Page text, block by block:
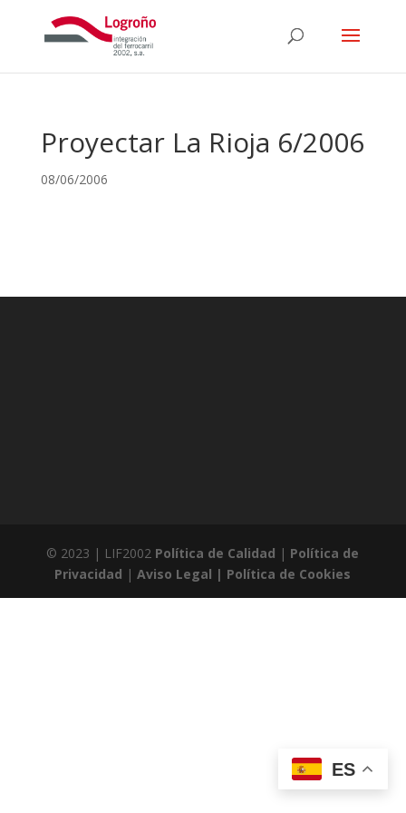
Proyectar La Rioja 6/2006
08/06/2006
© 2023 | LIF2002 Política de Calidad | Política de
Privacidad |Aviso Legal | Política de Cookies
ES